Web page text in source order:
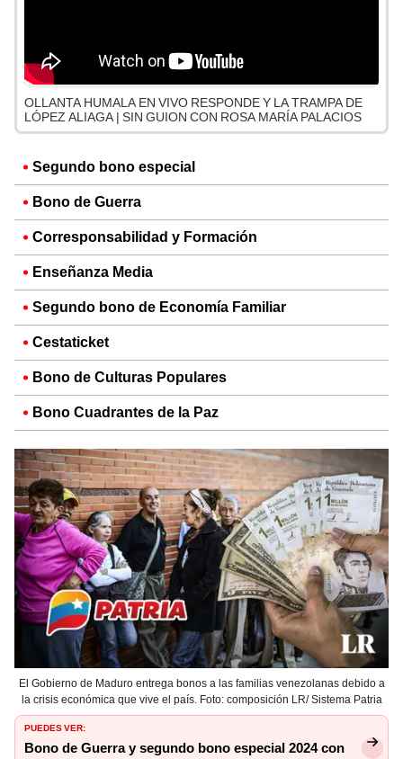
OLLANTA HUMALA EN VIVO RESPONDE Y LA TRAMPA DE
LÓPEZ ALIAGA | SIN GUION CON ROSA MARÍA PALACIOS
Segundo bono especial
Bono de Guerra
Corresponsabilidad y Formación
Enseñanza Media
Segundo bono de Economía Familiar
Cestaticket
Bono de Culturas Populares
Bono Cuadrantes de la Paz
El Gobierno de Maduro entrega bonos a las familias venezolanas debido a
la crisis económica que vive el país. Foto: composición LR/ Sistema Patria
PUEDES VER:
Bono de Guerra y segundo bono especial 2024 con